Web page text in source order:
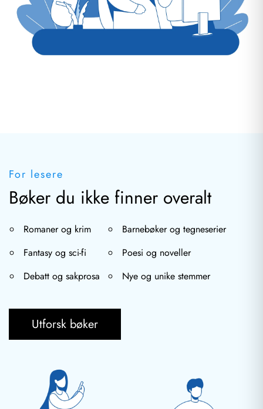
For lesere
Bøker du ikke finner overalt
Romaner og krim
Fantasy og sci-fi
Debatt og sakprosa
Barnebøker og tegneserier
Poesi og noveller
Nye og unike stemmer
Utforsk bøker